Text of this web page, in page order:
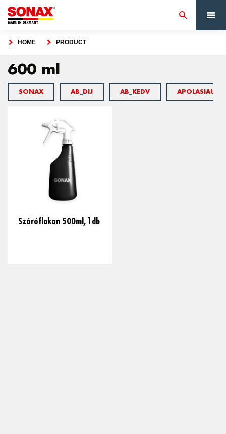
HOME PRODUCT
600 ml
SONAX AB_DIJ AB_KEDV
Szóróflakon 500ml, 1db